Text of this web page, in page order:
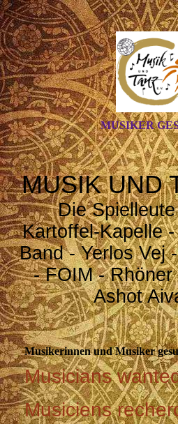
MUSIKER
MUSIK UND
Die
Kartoffel-Kapelle
Band - Yerlos Vej
- FOIM -
Ashot
Musikerinnen und Musiker
Musicians
Musiciens